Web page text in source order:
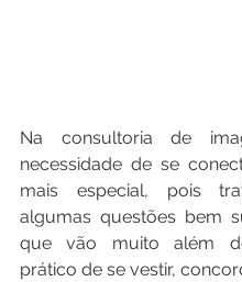
Na consultoria de
necessidade de se
mais especial, pois
algumas questões bem
que vão muito além
prático de se vestir,